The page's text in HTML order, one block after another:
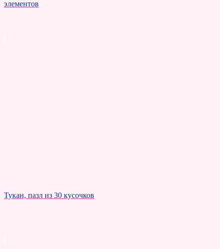
элементов
Тукан, пазл из 30 кусочков